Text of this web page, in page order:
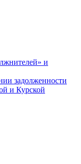
и
задолженности
и Курской